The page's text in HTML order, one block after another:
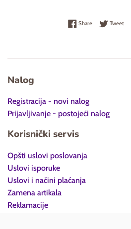
ShareShare onTweet
Nalog
Registracija - novi nalog
Prijavljivanje - postojeći nalog
Korisnički servis
Opšti uslovi poslovanja
Uslovi isporuke
Uslovi i načini plaćanja
Zamena artikala
Reklamacije